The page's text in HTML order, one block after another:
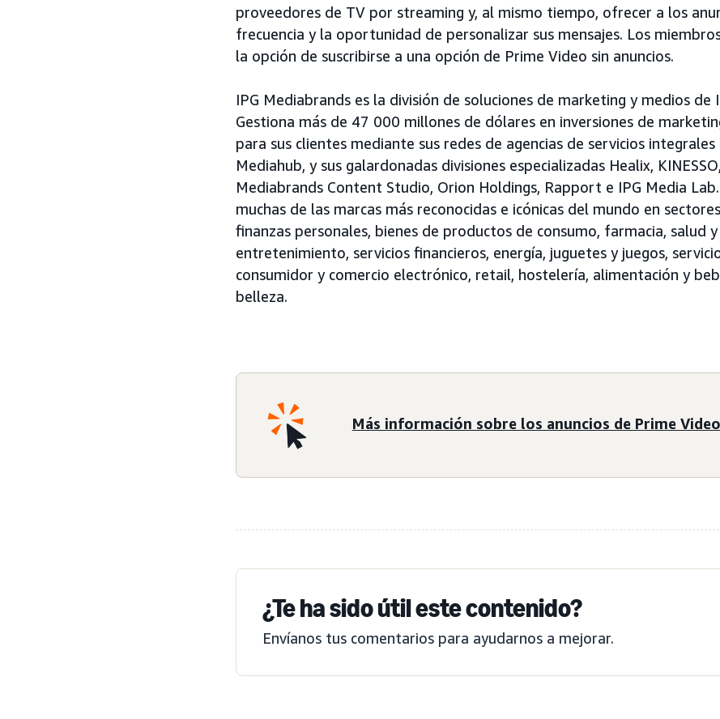
proveedores de TV por streaming y, al mismo tiempo, ofrecer a los
frecuencia y la oportunidad de personalizar sus mensajes. Los
la opción de suscribirse a una opción de Prime Video sin anuncios.
IPG Mediabrands es la división de soluciones de marketing y medios de
Gestiona más de 47 000 millones de dólares en inversiones de
para sus clientes mediante sus redes de agencias de servicios
Mediahub, y sus galardonadas divisiones especializadas Healix,
Mediabrands Content Studio, Orion Holdings, Rapport e IPG Media
muchas de las marcas más reconocidas e icónicas del mundo en
finanzas personales, bienes de productos de consumo, farmacia, salud
entretenimiento, servicios financieros, energía, juguetes y juegos,
consumidor y comercio electrónico, retail, hostelería, alimentación y
belleza.
Más información sobre los anuncios de Prime Video
¿Te ha sido útil este contenido?
Envíanos tus comentarios para ayudarnos a mejorar.